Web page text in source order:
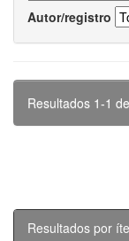
Autor/registro
Resultados 1-1
Resultados por